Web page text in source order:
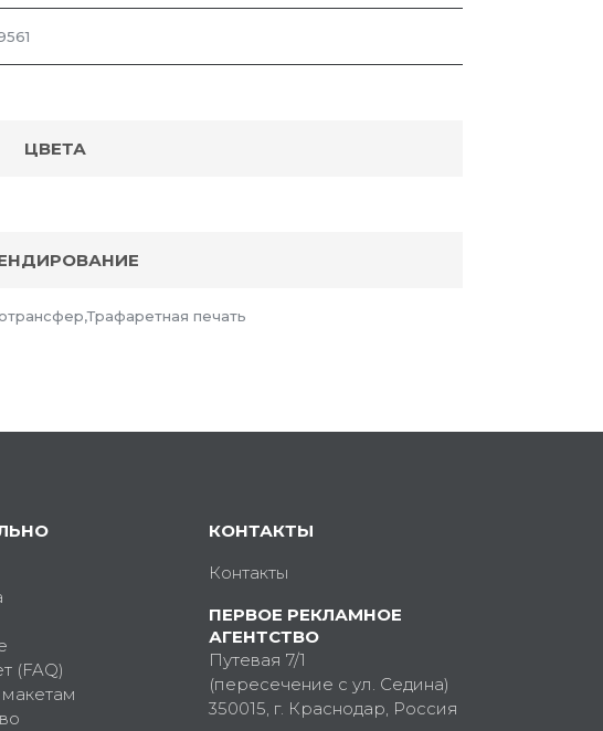
ЦВЕТА
печать
(FAQ)
КОНТАКТЫ
Контакты
ПЕРВОЕ РЕКЛАМНОЕ
АГЕНТСТВО
Путевая 7/1
(пересечение с ул. Седина)
350015, г. Краснодар, Россия